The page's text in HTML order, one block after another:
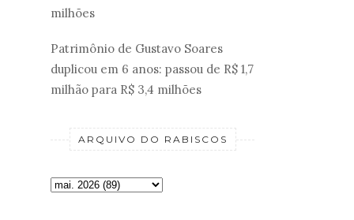
milhões
Patrimônio de Gustavo Soares
duplicou em 6 anos: passou de R$ 1,7
milhão para R$ 3,4 milhões
ARQUIVO DO RABISCOS